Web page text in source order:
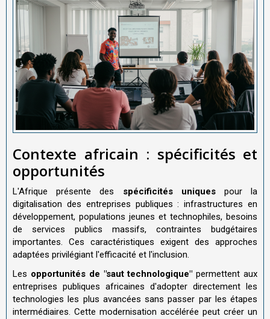
Contexte africain : spécificités et
opportunités
L'Afrique présente des spécificités uniquespour la
digitalisation des entreprises publiques : infrastructures en
développement, populations jeunes et technophiles, besoins
de services publics massifs, contraintes budgétaires
importantes. Ces caractéristiques exigent des approches
adaptées privilégiant l'efficacité et l'inclusion.
Les opportunités de "saut technologique" permettent aux
entreprises publiques africaines d'adopter directement les
technologies les plus avancées sans passer par les étapes
intermédiaires. Cette modernisation accélérée peut créer un